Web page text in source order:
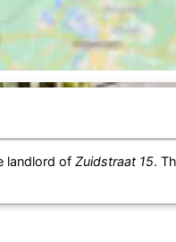
landlord of Zuidstraat 15.